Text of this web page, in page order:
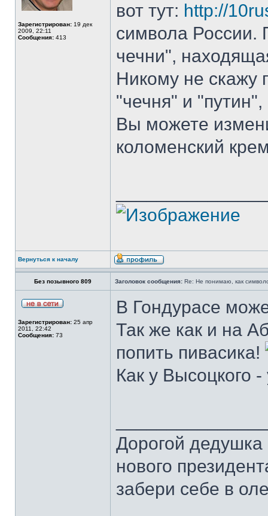
Зарегистрирован: 19 дек
2009, 22:11
Сообщения: 413
вот тут: http://
символа России.
чечни",
Никому не скажу
"чечня" и "путин",
Вы можете
коломенский
Вернуться к началу
Без позывного 809 Заголовок сообщения: Re: Не понимаю, как
Зарегистрирован: 25 апр
2011, 22:42
Сообщения: 73
В Гондурасе
Так же как и на
попить пивасика!
Как у Высоцкого
Дорогой
нового
забери себе в